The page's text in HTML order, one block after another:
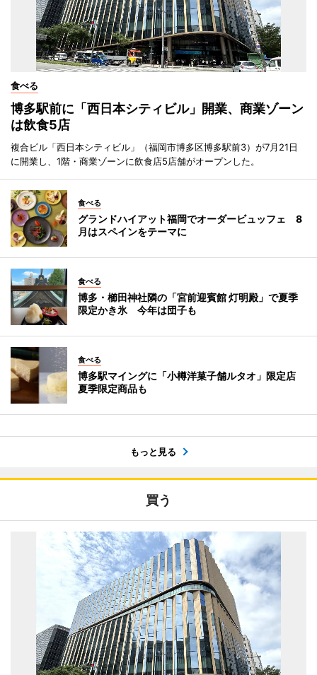
食べる
博多駅前に「西日本シティビル」開業、商業ゾーン
は飲食5店
複合ビル「西日本シティビル」（福岡市博多区博多駅前3）が7月21日
に開業し、1階・商業ゾーンに飲食店5店舗がオープンした。
食べる
グランドハイアット福岡でオーダービュッフェ 8
月はスペインをテーマに
食べる
博多・櫛田神社隣の「宮前迎賓館 灯明殿」で夏季
限定かき氷 今年は団子も
食べる
博多駅マイングに「小樽洋菓子舗ルタオ」限定店
夏季限定商品も
もっと見る
買う